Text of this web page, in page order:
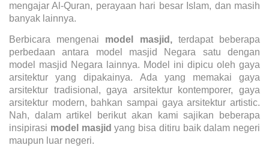
mengajar Al-Quran, perayaan hari besar Islam, dan masih
banyak lainnya.
Berbicara mengenai model masjid, terdapat beberapa
perbedaan antara model masjid Negara satu dengan
model masjid Negara lainnya. Model ini dipicu oleh gaya
arsitektur yang dipakainya. Ada yang memakai gaya
arsitektur tradisional, gaya arsitektur kontemporer, gaya
arsitektur modern, bahkan sampai gaya arsitektur artistic.
Nah, dalam artikel berikut akan kami sajikan beberapa
insipirasi model masjidyang bisa ditiru baik dalam negeri
maupun luar negeri.